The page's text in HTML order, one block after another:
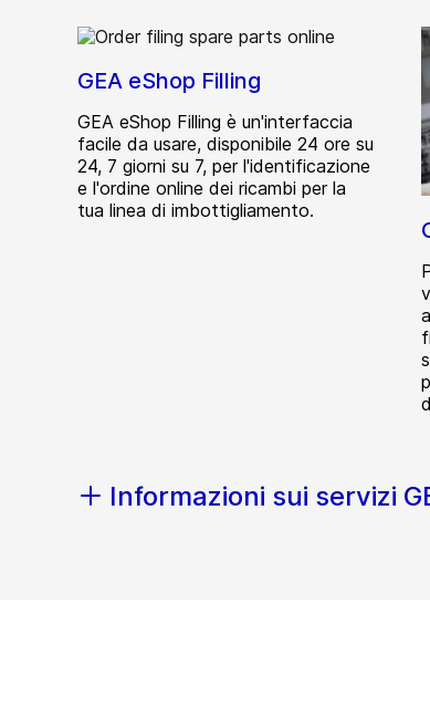
GEA eShop Filling
GEA eShop Filling è un'interfaccia
facile da usare, disponibile 24 ore su
24, 7 giorni su 7, per l'identificazione
e l'ordine online dei ricambi per la
tua linea di imbottigliamento.
Informazioni sui servizi